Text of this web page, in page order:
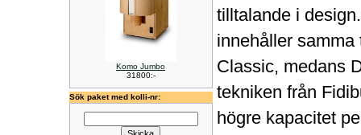
Komo Jumbo
31800:-
Sök paket med kolli-nr:
tilltalande i
innehåller
Classic, medans
tekniken från
högre kapacitet